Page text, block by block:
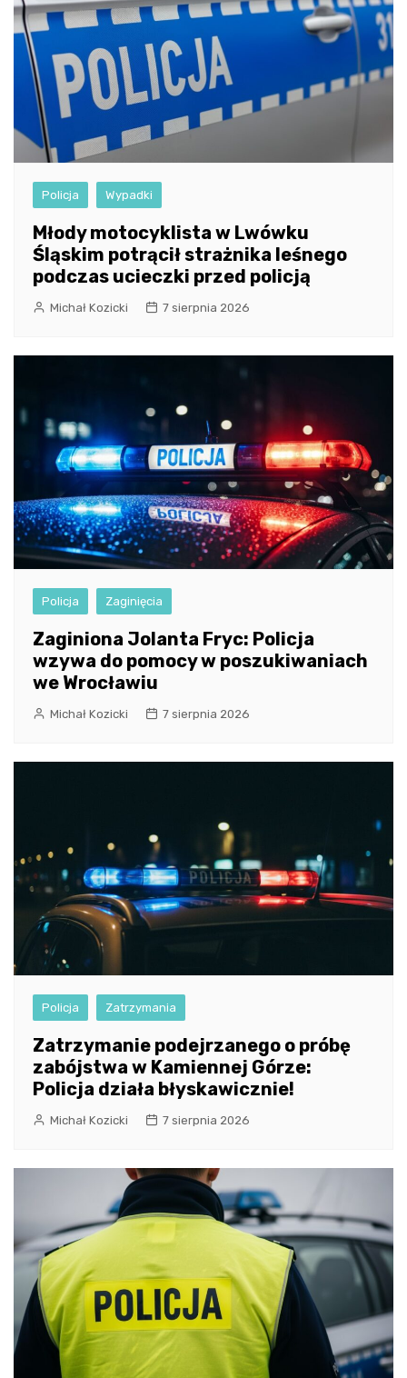
Policja Wypadki
Młody motocyklista w Lwówku
Śląskim potrącił strażnika leśnego
podczas ucieczki przed policją
Michał Kozicki 7 sierpnia 2026
Policja Zaginięcia
Zaginiona Jolanta Fryc: Policja
wzywa do pomocy w poszukiwaniach
we Wrocławiu
Michał Kozicki 7 sierpnia 2026
Policja Zatrzymania
Zatrzymanie podejrzanego o próbę
zabójstwa w Kamiennej Górze:
Policja działa błyskawicznie!
Michał Kozicki 7 sierpnia 2026